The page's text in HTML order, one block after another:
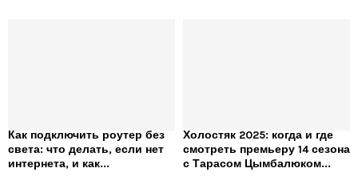
Как подключить роутер без
света: что делать, если нет
интернета, и как...
Холостяк 2025: когда и где
смотреть премьеру 14 сезона
с Тарасом Цымбалюком...